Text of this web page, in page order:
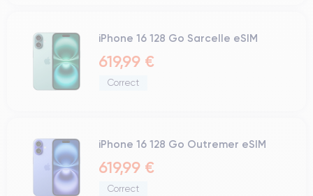
iPhone 16 128 Go Sarcelle eSIM
619,99 €
Correct
iPhone 16 128 Go Outremer eSIM
619,99 €
Correct